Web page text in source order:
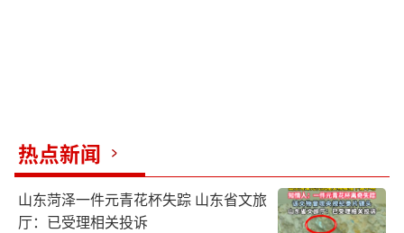
热点新闻
山东菏泽一件元青花杯失踪 山东省文旅
厅：已受理相关投诉